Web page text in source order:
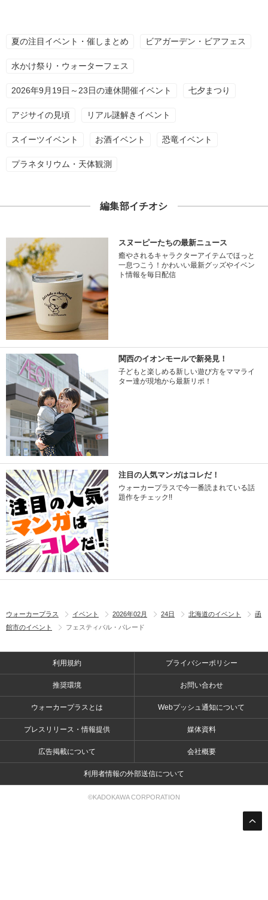
夏の注目イベント・催しまとめ ビアガーデン・ビアフェス
水かけ祭り・ウォーターフェス
2026年9月19日～23日の連休開催イベント 七夕まつり
アジサイの見頃 リアル謎解きイベント
スイーツイベント お酒イベント 恐竜イベント
プラネタリウム・天体観測
編集部イチオシ
スヌーピーたちの最新ニュース
癒やされるキャラクターアイテムでほっと
一息つこう！かわいい最新グッズやイベン
ト情報を毎日配信
関西のイオンモールで新発見！
子どもと楽しめる新しい遊び方をママライ
ター達が現地から最新リポ！
注目の人気マンガはコレだ！
ウォーカープラスで今一番読まれている話
題作をチェック!!
ウォーカープラス イベント 2026年02月 24日 北海道のイベント
函
館市のイベント
フェスティバル・パレード
利用規約 プライバシーポリシー
推奨環境 お問い合わせ
ウォーカープラスとは Webプッシュ通知について
プレスリリース・情報提供 媒体資料
広告掲載について 会社概要
利用者情報の外部送信について
©KADOKAWA CORPORATION